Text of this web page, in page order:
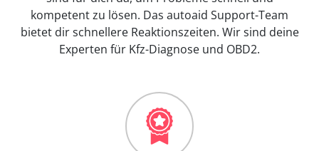
kompetent zu lösen. Das autoaid Support-Team
bietet dir schnellere Reaktionszeiten. Wir sind deine
Experten für Kfz-Diagnose und OBD2.